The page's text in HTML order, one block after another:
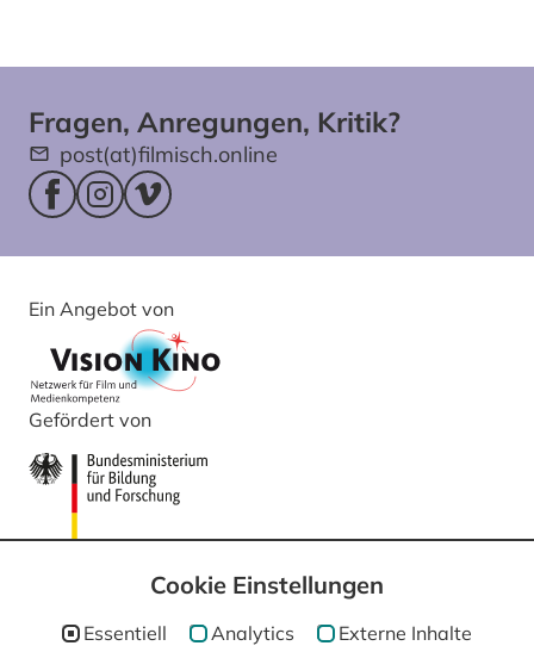
Fragen, Anregungen, Kritik?
post(at)filmisch.online
Facebookseite (öffnet im neuen Fenster)
Instagram (öffnet im neuen Fenster)
Vimeo (öffnet im neuen Fenster)
Ein Angebot von
Gefördert von
Cookie Einstellungen
Essentiell Analytics Externe Inhalte